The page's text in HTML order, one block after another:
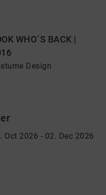
WHO´S BACK |
Design
Oct 2026 - 02. Dec 2026